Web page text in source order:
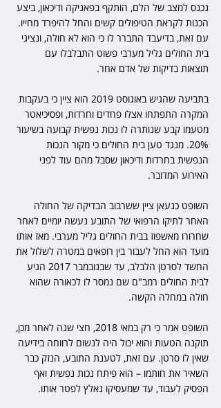
נכנס למצב של הלם, הותקף בפאניקה ודיכאון, ביצע
הכנות לקראת הטיפולים קשים והחל להיפרד מחייו.
עם זאת, בדיעבד התברר לו כי הוא לא חולה, ונציגי
בית החולים גליל מערבי פשוט התבלבלו עם
תוצאות בדיקות של אדם אחר.
בתביעה שהגיש באוגוסט 2019 הוא ציין כי בעקבות
המקרה התפתחו אצלו פחדים וחרדות, ופסיכיאטר
מטעמו קבע שנותרה לו נכות נפשית קבועה בשיעור
20%. מנגד טען בית החולים כי מקור הנכות
הנפשית בחרדות ודיכאון שסבל מהם עוד לפני
האירוע המדובר.
השופט כנעאן ציין ששרבוב הבדיקה של החולה
האחר לתיקו הרפואי של התובע נעשה יומיים לאחר
שחרורו מאשפוז בבית החולים גליל מערבי. מאז אותו
מועד הוא החל לעבור בין רופאים במטרה לשלול את
החשד לסרטן הלבלב, עד שבנובמבר 2017 הגיע
לבית החולים רמב"ם שם נמסר לו לכאורה שהוא
חולה במחלה הקשה.
השופט אמר כי רק במאי 2018, חצי שנה לאחר מכן,
תוקנה הטעות והוא יכול היה לנשום לרווחה בידיעה
שאין לו סרטן. עם זאת, לטענת התובע, הנזק כבר
השאיר את חותמו – הוא פיתח נכות נפשית ואף
הפסיק לעבוד, עד שמעסיקו נאלץ לפטר אותו.